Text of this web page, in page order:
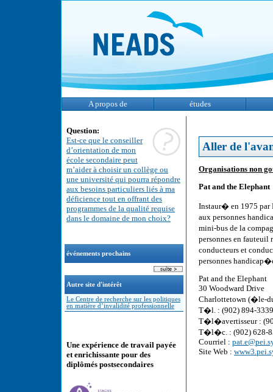
A propos de études
Question:
Est-ce que le conseiller
d’orientation de mon
école secondaire peut
m’aider à choisir un collège ou
une université qui pourra répondre
aux besoins particuliers liés à ma
déficience tout en offrant des
programmes de la qualité requise
dans le domaine de mon choix?
événements prochains
Autre site d'intérêt
Le Centre de recherche sur les politiques
en matière d’invalidité professionnelle
Une expérience de travail payée
et enrichissante pour des
diplômés postsecondaires
Aller de
Organisations non
Pat and the Elephant
Instaur� en 1975 par
aux personnes
mini-bus de la
personnes en
conducteurs et
personnes
Pat and the Elephant
30 Woodward Drive
Charlottetown (�le-
T�l. : (902) 894-3339
T�l�avertisseur :
T�l�c. : (902) 628-
Courriel :
Site Web :